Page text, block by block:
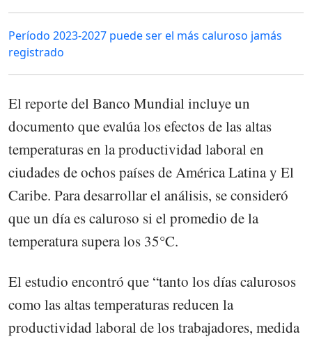
Período 2023-2027 puede ser el más caluroso jamás
registrado
El reporte del Banco Mundial incluye un
documento que evalúa los efectos de las altas
temperaturas en la productividad laboral en
ciudades de ochos países de América Latina y El
Caribe. Para desarrollar el análisis, se consideró
que un día es caluroso si el promedio de la
temperatura supera los 35°C.
El estudio encontró que “tanto los días calurosos
como las altas temperaturas reducen la
productividad laboral de los trabajadores, medida